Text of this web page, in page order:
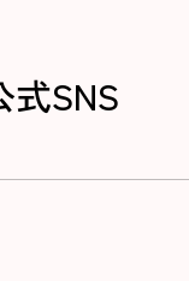
SNS